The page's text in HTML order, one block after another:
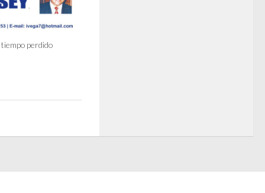
perdido